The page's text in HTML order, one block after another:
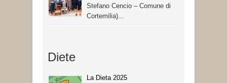
Stefano Cencio – Comune di
Cortemilia)...
Diete
La Dieta 2025